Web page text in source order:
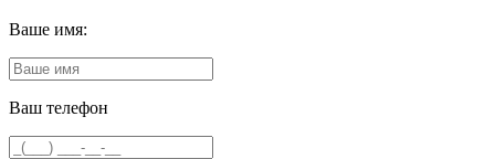
Ваше имя:
Ваш телефон